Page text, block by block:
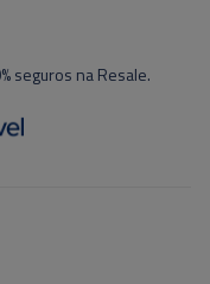
seguros na Resale.